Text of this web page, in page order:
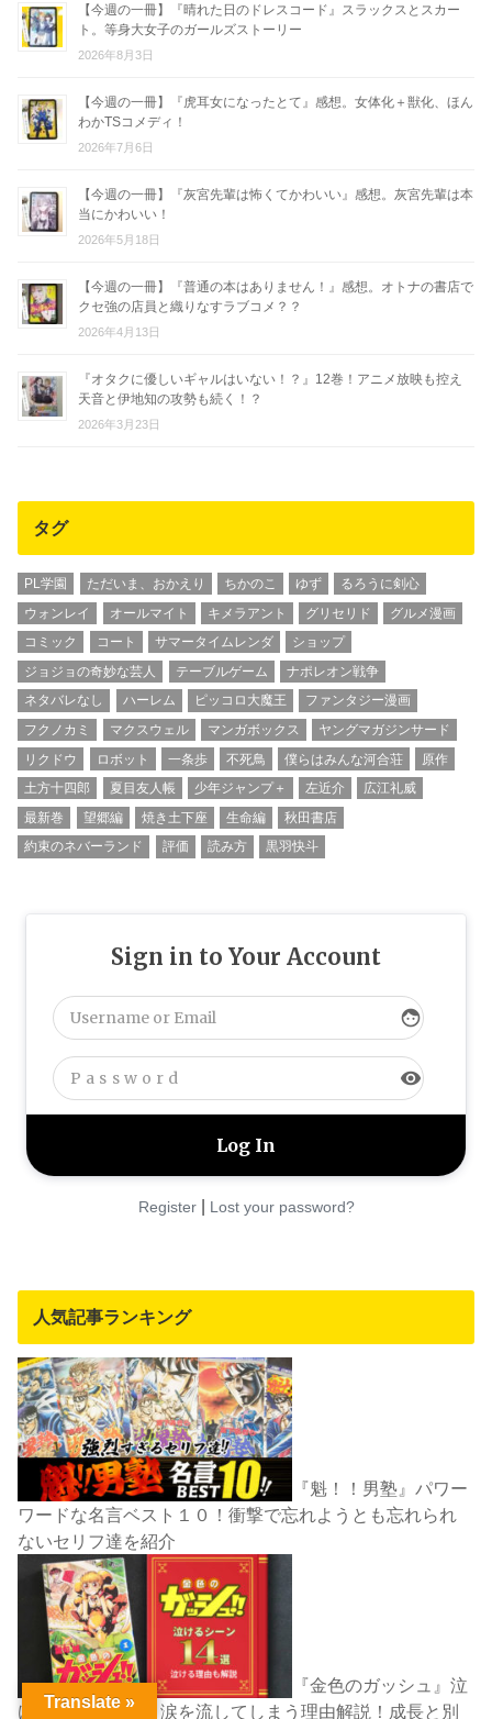
【今週の一冊】『晴れた日のドレスコード』スラックスとスカー
ト。等身大女子のガールズストーリー
2026年8月3日
【今週の一冊】『虎耳女になったとて』感想。女体化＋獣化、ほん
わかTSコメディ！
2026年7月6日
【今週の一冊】『灰宮先輩は怖くてかわいい』感想。灰宮先輩は本
当にかわいい！
2026年5月18日
【今週の一冊】『普通の本はありません！』感想。オトナの書店で
クセ強の店員と織りなすラブコメ？？
2026年4月13日
『オタクに優しいギャルはいない！？』12巻！アニメ放映も控え
天音と伊地知の攻勢も続く！？
2026年3月23日
タグ
PL学園 ただいま、おかえり ちかのこ ゆず
るろうに剣心
ウォンレイ
オールマイト キメラアント グリセリド
グルメ漫画
コミック
コート サマータイムレンダ
ショップ
ジョジョの奇妙な芸人
テーブルゲーム
ナポレオン戦争
ネタバレなし
ハーレム ピッコロ大魔王
ファンタジー漫画
フクノカミ
マクスウェル マンガボックス
ヤングマガジンサード
リクドウ
ロボット 一条歩 不死鳥 僕らはみんな河合荘
原作
土方十四郎
夏目友人帳 少年ジャンプ＋ 左近介
広江礼威
最新巻
望郷編 焼き土下座 生命編
秋田書店
約束のネバーランド
評価 読み方 黒羽快斗
Sign in to Your Account
face
visibility
Register| Lost your password?
人気記事ランキング
『魁！！男塾』パワー
ワードな名言ベスト１０！衝撃で忘れようとも忘れられ
ないセリフ達を紹介
『金色のガッシュ』泣
けるシーン14選＋涙を流してしまう理由解説！成長と別
Translate »